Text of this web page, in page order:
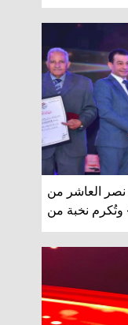
نصر العاشر من
وتُكرم نخبة من